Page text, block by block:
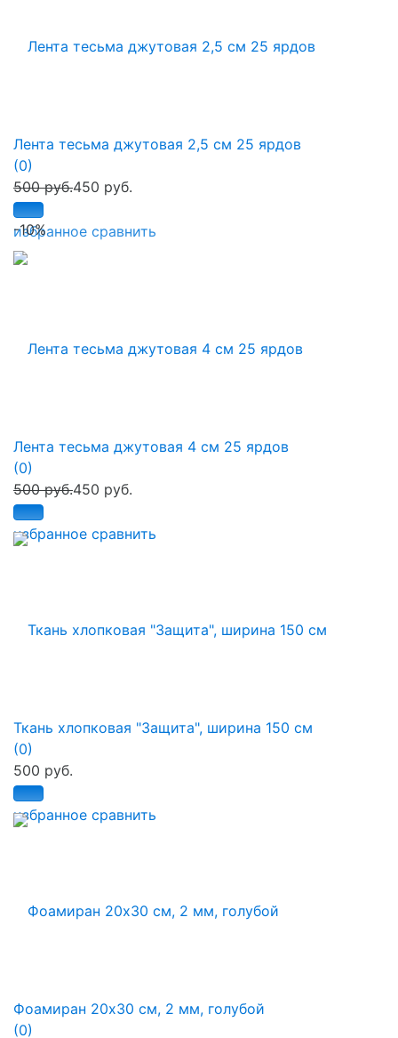
избранное сравнить
Лента тесьма джутовая 2,5 см 25 ярдов
(0)
500 руб.450 руб.
-10%
избранное сравнить
Лента тесьма джутовая 4 см 25 ярдов
(0)
500 руб.450 руб.
избранное сравнить
Ткань хлопковая "Защита", ширина 150 см
(0)
500 руб.
Фоамиран 20х30 см, 2 мм, голубой
(0)